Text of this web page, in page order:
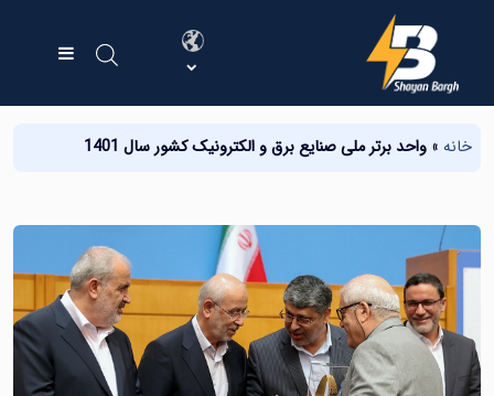
خانه » واحد برتر ملی صنایع برق و الکترونیک کشور سال 1401